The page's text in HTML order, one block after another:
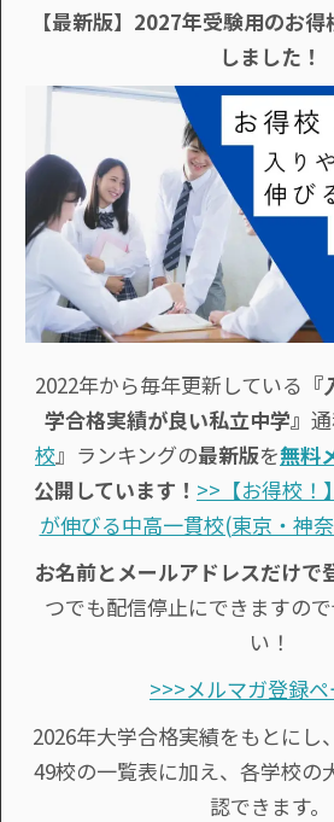
【最新版】2027年受験用のお
しました！
2022年から毎年更新している
学合格実績が良い私立中学』
校』ランキングの最新版を無料
公開しています！ >>【お得校！
が伸びる中高一貫校(東京・神
お名前とメールアドレスだけで
つでも配信停止にできますの
い！
>>>メルマガ登録
2026年大学合格実績をもとにし
49校の一覧表に加え、各学校の
認できます。